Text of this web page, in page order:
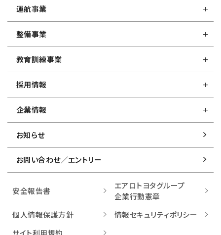
運航事業
整備事業
教育訓練事業
採用情報
企業情報
お知らせ
お問い合わせ／エントリー
安全報告書
エアロトヨタグループ
企業行動憲章
個人情報保護方針
情報セキュリティポリシー
サイト利用規約